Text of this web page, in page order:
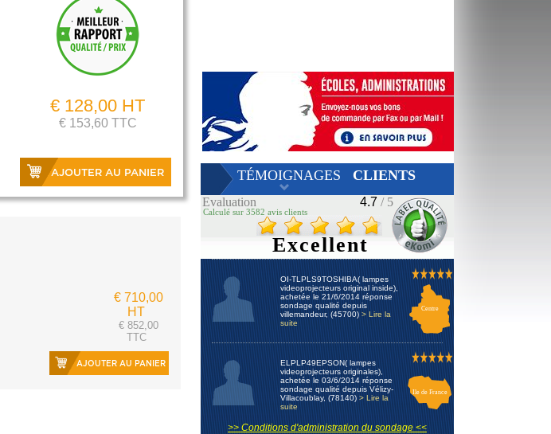
TÉMOIGNAGES CLIENTS
Evaluation 4.7 / 5
Calculé sur 3582 avis clients
Excellent
OI-TLPLS9TOSHIBA( lampes
videoprojecteurs original inside),
achetée le 21/6/2014 réponse
sondage qualité depuis
villemandeur, (45700) > Lire la
suite
Centre
ELPLP49EPSON( lampes
videoprojecteurs originales),
achetée le 03/6/2014 réponse
sondage qualité depuis Vélizy-
Villacoublay, (78140) > Lire la
suite
Ile de France
>> Conditions d'administration du sondage <<
€ 128,00 HT
€ 153,60 TTC
AJOUTER AU PANIER
€ 710,00
HT
€ 852,00
TTC
AJOUTER AU PANIER